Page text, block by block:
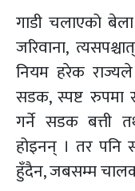
गाडी चलाएको
जरिवाना,
नियम हरेक
सडक, स्पष्ट रुपमा
गर्ने सडक बत्ती
होइनन् । तर पनि
हुँदैन, जबसम्म